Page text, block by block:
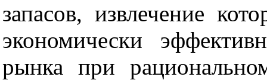
запасов, извлечение
экономически
рынка при